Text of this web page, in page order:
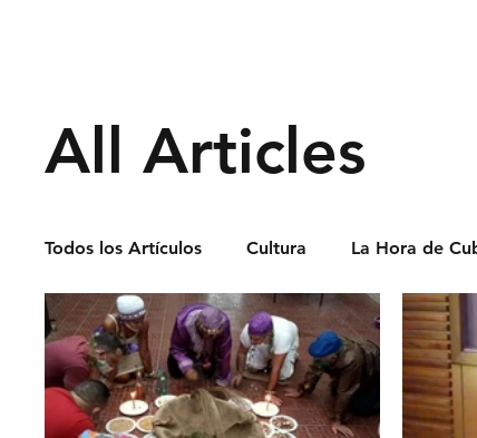
All Articles
Todos los Artículos Cultura La Hora de
Economía Feminicidio Entrevistas
Opinión Periodismo Política